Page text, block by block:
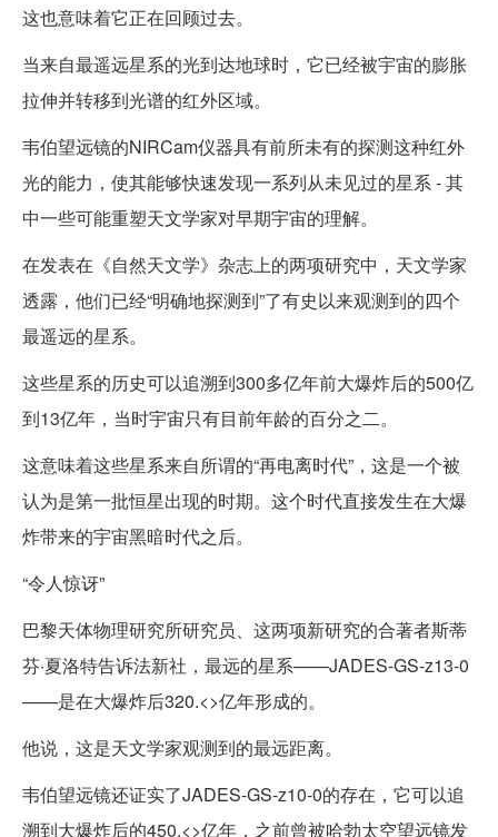
这也意味着它正在回顾过去。
当来自最遥远星系的光到达地球时，它已经被宇宙的膨胀
拉伸并转移到光谱的红外区域。
韦伯望远镜的NIRCam仪器具有前所未有的探测这种红外
光的能力，使其能够快速发现一系列从未见过的星系 - 其
中一些可能重塑天文学家对早期宇宙的理解。
在发表在《自然天文学》杂志上的两项研究中，天文学家
透露，他们已经“明确地探测到”了有史以来观测到的四个
最遥远的星系。
这些星系的历史可以追溯到300多亿年前大爆炸后的500亿
到13亿年，当时宇宙只有目前年龄的百分之二。
这意味着这些星系来自所谓的“再电离时代”，这是一个被
认为是第一批恒星出现的时期。这个时代直接发生在大爆
炸带来的宇宙黑暗时代之后。
“令人惊讶”
巴黎天体物理研究所研究员、这两项新研究的合著者斯蒂
芬·夏洛特告诉法新社，最远的星系——JADES-GS-z13-0
——是在大爆炸后320.<>亿年形成的。
他说，这是天文学家观测到的最远距离。
韦伯望远镜还证实了JADES-GS-z10-0的存在，它可以追
溯到大爆炸后的450.<>亿年，之前曾被哈勃太空望远镜发